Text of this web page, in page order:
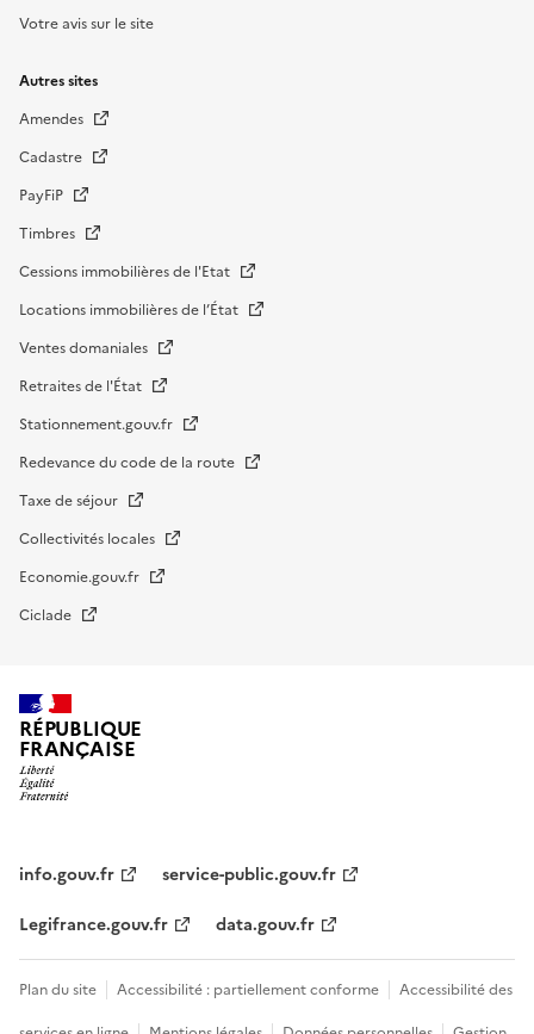
Votre avis sur le site
Autres sites
Amendes
Cadastre
PayFiP
Timbres
Cessions immobilières de l'Etat
Locations immobilières de l’État
Ventes domaniales
Retraites de l'État
Stationnement.gouv.fr
Redevance du code de la route
Taxe de séjour
Collectivités locales
Economie.gouv.fr
Ciclade
RÉPUBLIQUE
FRANÇAISE
institutionnel
info.gouv.fr
service-public.gouv.fr
Legifrance.gouv.fr
data.gouv.fr
Menu
Plan du site Accessibilité : partiellement conforme
Accessibilité des